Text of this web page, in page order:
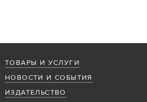
ТОВАРЫ И УСЛУГИ
НОВОСТИ И СОБЫТИЯ
ИЗДАТЕЛЬСТВО